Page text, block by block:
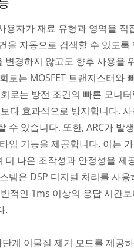
용자가 재료 유형과 영역을
을 자동으로 검색할 수 있도
변경하지 않고도 향후 사용을
로는 MOSFET 트랜지스터와
로는 방전 조건의 빠른 모니
다 효과적으로 방지합니다.
수 있습니다. 또한, ARC가
임 기능을 제공합니다. 이는
더 나은 조작성과 안정성을 제
템은 DSP 디지털 처리를 사
적인 1ms 이상의 응답 시간
.
계 이물질 제거 모드를 제공